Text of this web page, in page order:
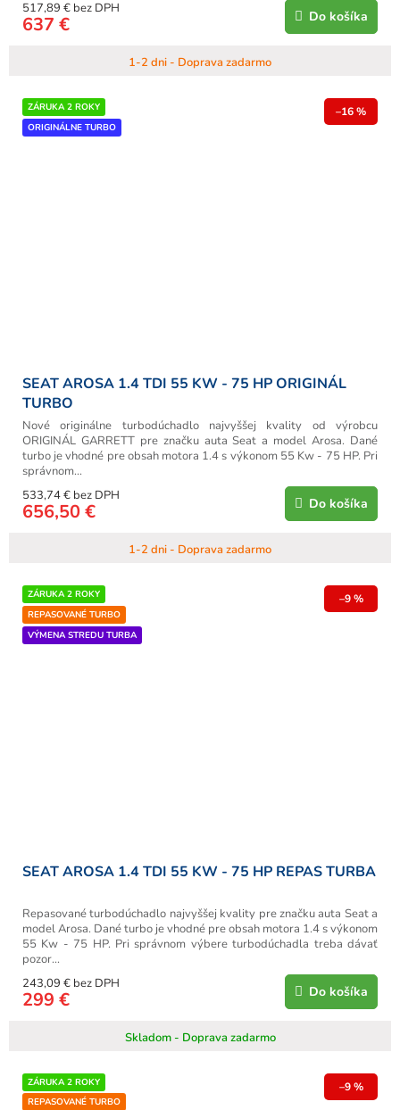
1-2 dni - Doprava zadarmo
517,89 € bez DPH
637 € Do košíka
ZÁRUKA 2 ROKY
ORIGINÁLNE TURBO
–16 %
SEAT AROSA 1.4 TDI 55 KW - 75 HP ORIGINÁL
TURBO
1-2 dni - Doprava zadarmo
533,74 € bez DPH
656,50 € Do košíka
Nové originálne turbodúchadlo najvyššej kvality od výrobcu
ORIGINÁL GARRETT pre značku auta Seat a model Arosa. Dané
turbo je vhodné pre obsah motora 1.4 s výkonom 55 Kw - 75 HP. Pri
správnom...
ZÁRUKA 2 ROKY
REPASOVANÉ TURBO
VÝMENA STREDU TURBA
–9 %
SEAT AROSA 1.4 TDI 55 KW - 75 HP REPAS TURBA
Skladom - Doprava zadarmo
243,09 € bez DPH
299 € Do košíka
Repasované turbodúchadlo najvyššej kvality pre značku auta Seat a
model Arosa. Dané turbo je vhodné pre obsah motora 1.4 s výkonom
55 Kw - 75 HP. Pri správnom výbere turbodúchadla treba dávať
pozor...
ZÁRUKA 2 ROKY
REPASOVANÉ TURBO
–9 %